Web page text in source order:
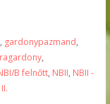
, gardonypazmand,
,
B felnőtt, NBII, NBII -